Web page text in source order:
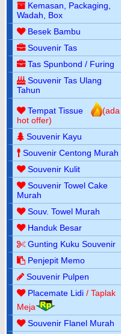
Kemasan, Packaging,
Wadah, Box
Besek Bambu
Souvenir Tas
Tas Spunbond / Furing
Souvenir Tas Ulang
Tahun
Tempat Tissue
(ada
hot offer)
Souvenir Kayu
Souvenir Centong Murah
Souvenir Kulit
Souvenir Towel Cake
Murah
Souv. Towel Murah
Handuk Besar
Gunting Kuku Souvenir
Penjepit Memo
Souvenir Pulpen
Placemate Lidi / Taplak
Meja
Souvenir Flanel Murah